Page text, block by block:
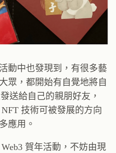
動中也發現到，有很多藝
眾，都開始有自覺地將自
送給自己的親朋好友，
技術可被發展的方向
應用。
賀年活動，不妨由現